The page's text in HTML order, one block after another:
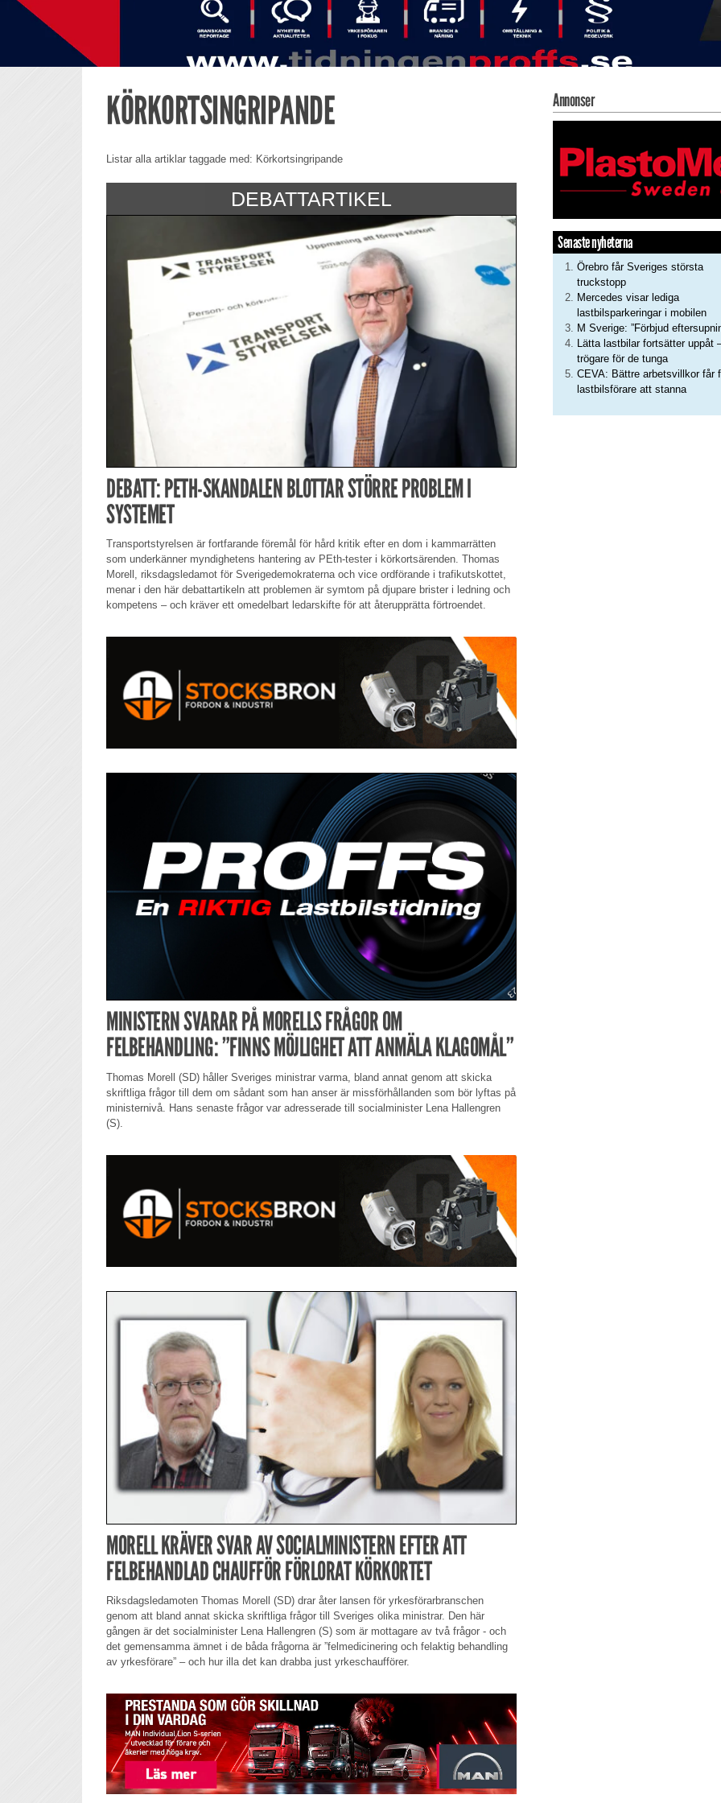
KÖRKORTSINGRIPANDE
Listar alla artiklar taggade med: Körkortsingripande
DEBATTARTIKEL
DEBATT: PETH-SKANDALEN BLOTTAR STÖRRE PROBLEM I
SYSTEMET
Transportstyrelsen är fortfarande föremål för hård kritik efter en dom i kammarrätten
som underkänner myndighetens hantering av PEth-tester i körkortsärenden. Thomas
Morell, riksdagsledamot för Sverigedemokraterna och vice ordförande i trafikutskottet,
menar i den här debattartikeln att problemen är symtom på djupare brister i ledning och
kompetens – och kräver ett omedelbart ledarskifte för att återupprätta förtroendet.
MINISTERN SVARAR PÅ MORELLS FRÅGOR OM
FELBEHANDLING: ”FINNS MÖJLIGHET ATT ANMÄLA KLAGOMÅL”
Thomas Morell (SD) håller Sveriges ministrar varma, bland annat genom att skicka
skriftliga frågor till dem om sådant som han anser är missförhållanden som bör lyftas på
ministernivå. Hans senaste frågor var adresserade till socialminister Lena Hallengren
(S).
MORELL KRÄVER SVAR AV SOCIALMINISTERN EFTER ATT
FELBEHANDLAD CHAUFFÖR FÖRLORAT KÖRKORTET
Riksdagsledamoten Thomas Morell (SD) drar åter lansen för yrkesförarbranschen
genom att bland annat skicka skriftliga frågor till Sveriges olika ministrar. Den här
gången är det socialminister Lena Hallengren (S) som är mottagare av två frågor - och
det gemensamma ämnet i de båda frågorna är ”felmedicinering och felaktig behandling
av yrkesförare” – och hur illa det kan drabba just yrkeschaufförer.
Annonser
Senaste nyheterna
Örebro får Sveriges största
truckstopp
Mercedes visar lediga
lastbilsparkeringar i mobilen
M Sverige: ”Förbjud
Lätta lastbilar fortsätter uppåt
trögare för de tunga
CEVA: Bättre arbetsvillkor får
lastbilsförare att stanna